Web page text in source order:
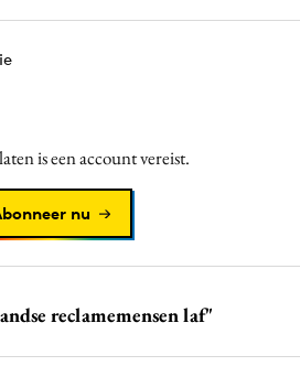
is een account vereist.
nu
reclamemensen laf"